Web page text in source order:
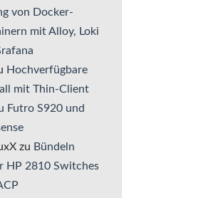
von Docker-
mit Alloy, Loki
Hochverfügbare
mit Thin-Client
Futro S920 und
zu Bündeln
HP 2810 Switches